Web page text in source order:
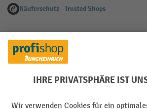
Käuferschutz - Trusted Shops
Zahlungsarten